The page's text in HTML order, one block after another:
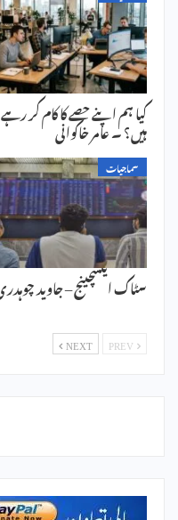
کیا ہم اپنے حصے کا کام کر رہے
ہیں؟ ۔ عامر خاکوانی
سماجیات
سٹاک ایکسچینج – جاوید
NEXT